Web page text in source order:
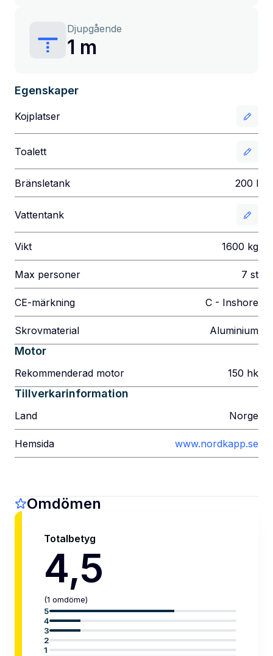
Djupgående
1 m
Egenskaper
Kojplatser
Toalett
Bränsletank 200 l
Vattentank
Vikt 1600 kg
Max personer 7 st
CE-märkning C - Inshore
Skrovmaterial Aluminium
Motor
Rekommenderad motor 150 hk
Tillverkarinformation
Land Norge
Hemsida www.nordkapp.se
Omdömen
Totalbetyg
4,5
(1 omdöme)
5
4
3
2
1